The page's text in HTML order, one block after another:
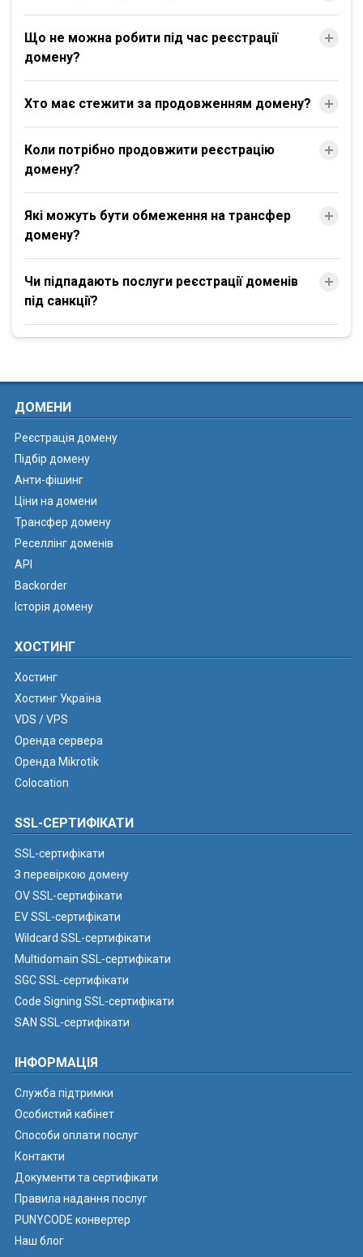
Що не можна робити під час реєстрації
домену?
Хто має стежити за продовженням домену?
Коли потрібно продовжити реєстрацію
домену?
Які можуть бути обмеження на трансфер
домену?
Чи підпадають послуги реєстрації доменів
під санкції?
ДОМЕНИ
Реєстрація домену
Підбір домену
Анти-фішинг
Ціни на домени
Трансфер домену
Реселлінг доменів
API
Backorder
Історія домену
ХОСТИНГ
Хостинг
Хостинг Україна
VDS / VPS
Оренда сервера
Оренда Mikrotik
Colocation
SSL-СЕРТИФІКАТИ
SSL-сертифікати
З перевіркою домену
OV SSL-сертифікати
EV SSL-сертифікати
Wildcard SSL-сертифікати
Multidomain SSL-сертифікати
SGC SSL-сертифікати
Code Signing SSL-сертифікати
SAN SSL-сертифікати
ІНФОРМАЦІЯ
Служба підтримки
Особистий кабінет
Способи оплати послуг
Контакти
Документи та сертифікати
Правила надання послуг
PUNYCODE конвертер
Наш блог